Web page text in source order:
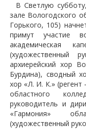
В Светлую
зале Вологодского
Горького, 105)
примут участие
академическая
(художественный
архиерейский хор
Бурдина), сводный
хор «Л. И. К.»
областного
руководитель и
«Гармония»
(художественный